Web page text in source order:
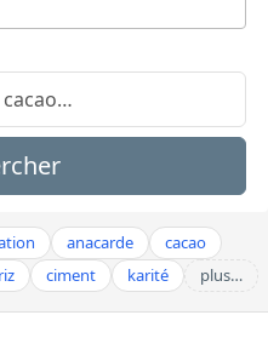
anacarde
cacao
riz ciment karité plus…